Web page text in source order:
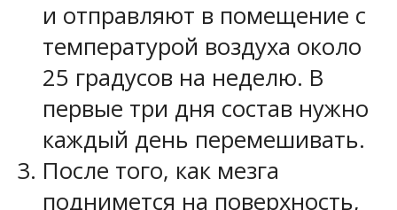
и отправляют в помещение с
температурой воздуха около
25 градусов на неделю. В
первые три дня состав нужно
каждый день перемешивать.
После того, как мезга
поднимется на поверхность,